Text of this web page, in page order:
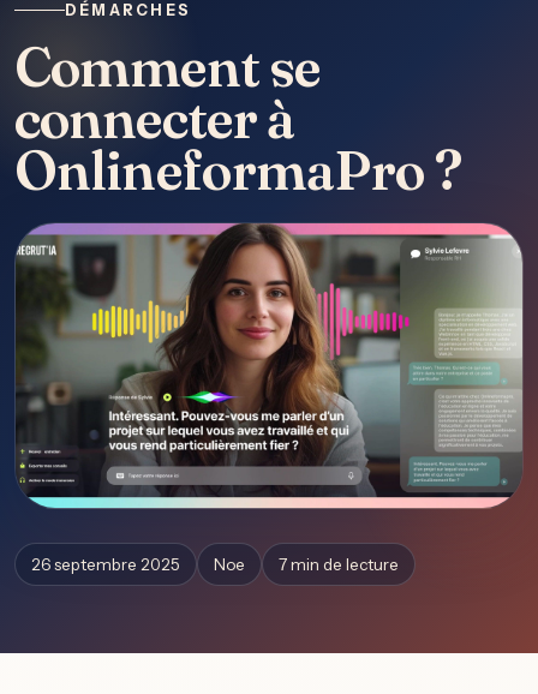
DÉMARCHES
Comment se
connecter à
OnlineformaPro ?
26 septembre 2025 Noe 7 min de lecture